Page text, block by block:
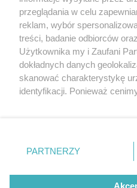
1 / 5
Ogrod
Nie zapomnij
zapoznać się z:
polityką prywatności
Twojemiasto
Piekary Śląskie
Chorzów
Tarnowskie Góry
Gliwice
przeglądania w celu
reklam, wybór
treści, badanie odbiorców
Użytkownika my i Zaufani
dokładnych danych
skanować charakterystykę
identyfikacji. Ponieważ
prywatności znajdujący się
. Niektóre rodzaje
zgody użytkownika, ale
takiemu przetwarzaniu.
PARTNERZY